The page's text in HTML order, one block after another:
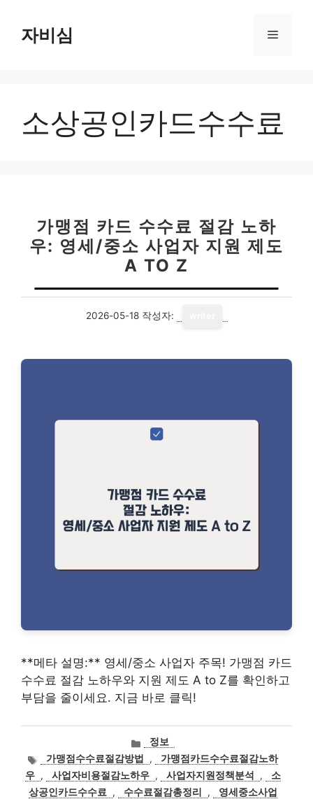
자비심 메
소상공인카드수수료
가맹점 카드 수수료 절감 노하
우: 영세/중소 사업자 지원 제도
A TO Z
2026-05-18 작성자:
**메타 설명:** 영세/중소 사업자 주목! 가맹점 카드
수수료 절감 노하우와 지원 제도 A to Z를 확인하고
부담을 줄이세요. 지금 바로 클릭!
카
고
리
정보
태가맹점수수료절감방법 ,
가맹점카드수수료절감노하
우 , 사업자비용절감노하우 , 사업자지원정책분석 ,
소
상공인카드수수료
, 수수료절감총정리 ,
영세중소사업